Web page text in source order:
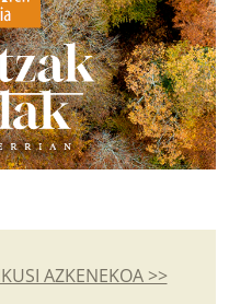
AZKENEKOA >>